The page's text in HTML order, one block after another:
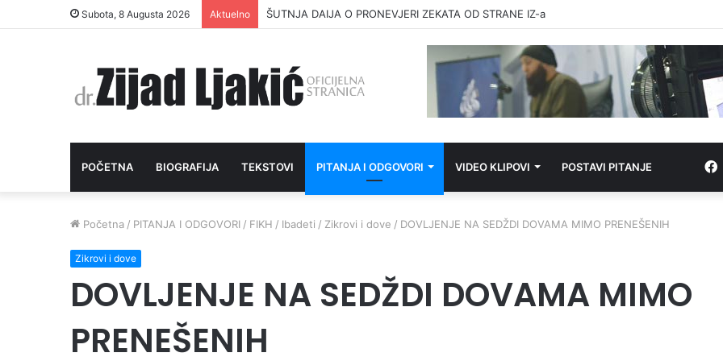
Subota, 8 Augusta 2026 Aktuelno ŠUTNJA DAIJA O PRONEVJERI ZEKATA OD STRANE IZ-a
POČETNA BIOGRAFIJA TEKSTOVI PITANJA I ODGOVORI VIDEO KLIPOVI POSTAVI PITANJE
Početna / PITANJA I ODGOVORI / FIKH / Ibadeti / Zikrovi i dove / DOVLJENJE NA SEDŽDI DOVAMA MIMO PRENEŠENIH
Zikrovi i dove
DOVLJENJE NA SEDŽDI DOVAMA MIMO
PRENEŠENIH